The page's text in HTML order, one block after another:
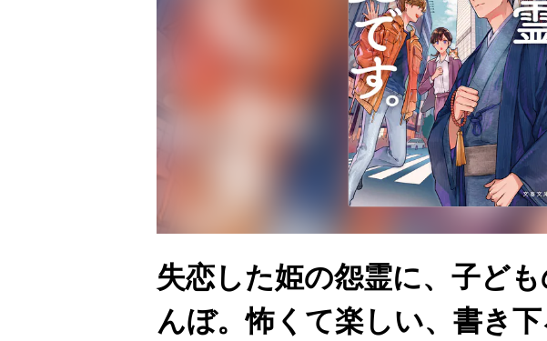
失恋した姫の怨霊に、子ど
んぼ。怖くて楽しい、書き